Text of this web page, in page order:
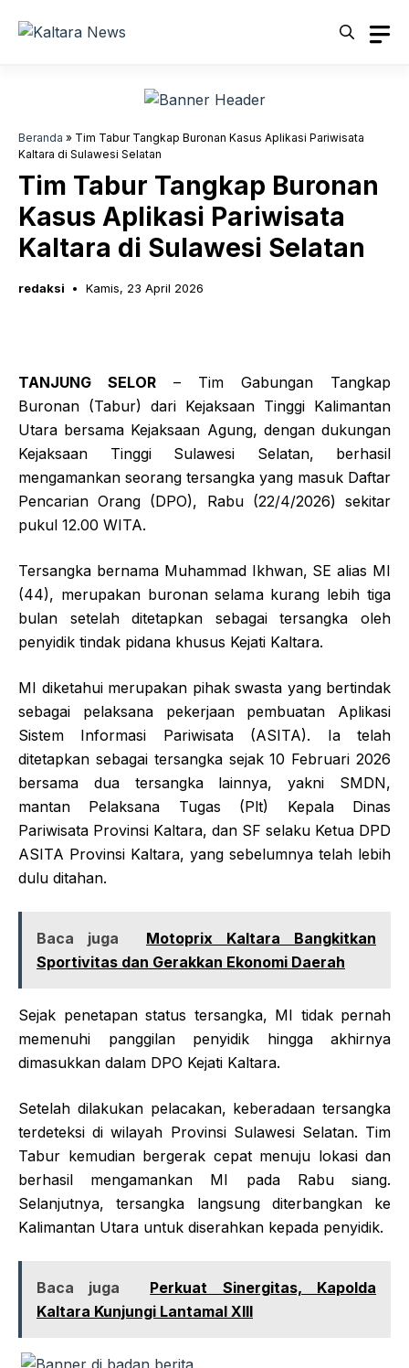
Beranda » Tim Tabur Tangkap Buronan Kasus Aplikasi Pariwisata
Kaltara di Sulawesi Selatan
Tim Tabur Tangkap Buronan
Kasus Aplikasi Pariwisata
Kaltara di Sulawesi Selatan
redaksi Kamis, 23 April 2026
TANJUNG SELOR – Tim Gabungan Tangkap
Buronan (Tabur) dari Kejaksaan Tinggi Kalimantan
Utara bersama Kejaksaan Agung, dengan dukungan
Kejaksaan Tinggi Sulawesi Selatan, berhasil
mengamankan seorang tersangka yang masuk Daftar
Pencarian Orang (DPO), Rabu (22/4/2026) sekitar
pukul 12.00 WITA.
Tersangka bernama Muhammad Ikhwan, SE alias MI
(44), merupakan buronan selama kurang lebih tiga
bulan setelah ditetapkan sebagai tersangka oleh
penyidik tindak pidana khusus Kejati Kaltara.
MI diketahui merupakan pihak swasta yang bertindak
sebagai pelaksana pekerjaan pembuatan Aplikasi
Sistem Informasi Pariwisata (ASITA). Ia telah
ditetapkan sebagai tersangka sejak 10 Februari 2026
bersama dua tersangka lainnya, yakni SMDN,
mantan Pelaksana Tugas (Plt) Kepala Dinas
Pariwisata Provinsi Kaltara, dan SF selaku Ketua DPD
ASITA Provinsi Kaltara, yang sebelumnya telah lebih
dulu ditahan.
Baca juga
Motoprix Kaltara Bangkitkan
Sportivitas dan Gerakkan Ekonomi Daerah
Sejak penetapan status tersangka, MI tidak pernah
memenuhi panggilan penyidik hingga akhirnya
dimasukkan dalam DPO Kejati Kaltara.
Setelah dilakukan pelacakan, keberadaan tersangka
terdeteksi di wilayah Provinsi Sulawesi Selatan. Tim
Tabur kemudian bergerak cepat menuju lokasi dan
berhasil mengamankan MI pada Rabu siang.
Selanjutnya, tersangka langsung diterbangkan ke
Kalimantan Utara untuk diserahkan kepada penyidik.
Baca juga
Perkuat Sinergitas, Kapolda
Kaltara Kunjungi Lantamal XIII